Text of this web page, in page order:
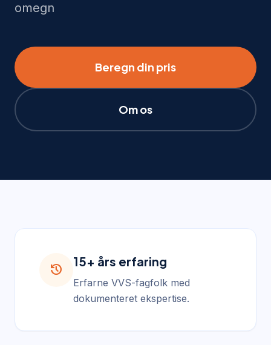
omegn
Beregn din pris
Om os
history
15+ års erfaring
Erfarne VVS-fagfolk med
dokumenteret ekspertise.